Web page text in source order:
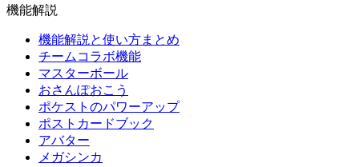
機能解説
機能解説と使い方まとめ
チームコラボ機能
マスターボール
おさんぽおこう
ポケストのパワーアップ
ポストカードブック
アバター
メガシンカ